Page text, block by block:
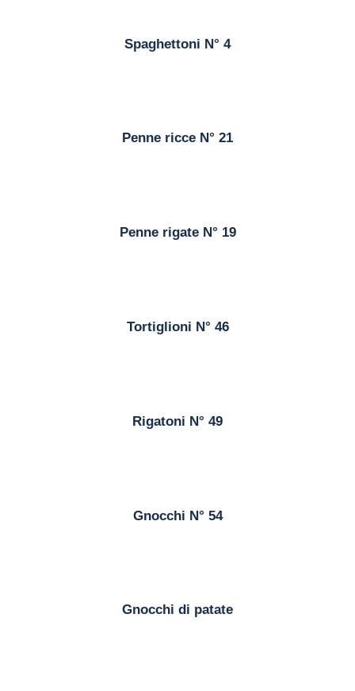
Spaghettoni N° 4
Penne ricce N° 21
Penne rigate N° 19
Tortiglioni N° 46
Rigatoni N° 49
Gnocchi N° 54
Gnocchi di patate